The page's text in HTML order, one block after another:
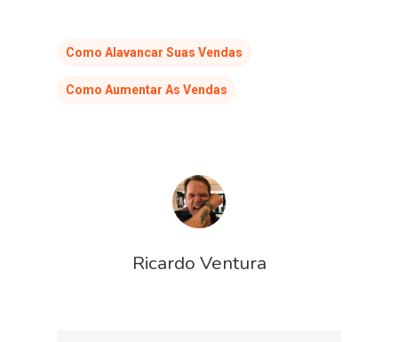
Como Alavancar Suas Vendas
Como Aumentar As Vendas
Ricardo Ventura